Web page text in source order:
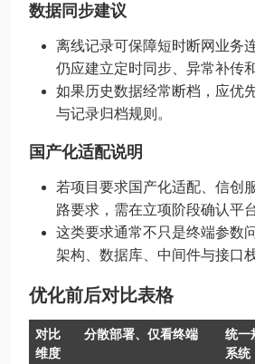
数据同步建议
离线记录可保障短时断网业务
仍应建立定时同步、异常补传
如果历史数据经常断档，应优
与记录归档规则。
国产化适配说明
若项目要求国产化适配、信创
路要求，需在立项阶段确认平
这类要求通常不只是终端参数
架构、数据库、中间件与接口
优化前后对比表格
对比
维度
分散部署、仅看终端
统一
系统